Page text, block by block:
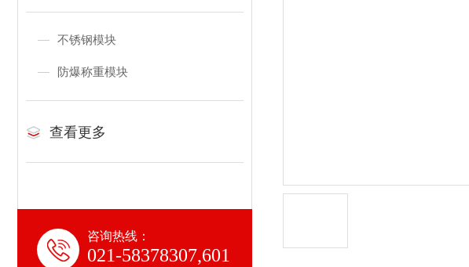
不锈钢模块
防爆称重模块
查看更多
咨询热线：
021-58378307,601